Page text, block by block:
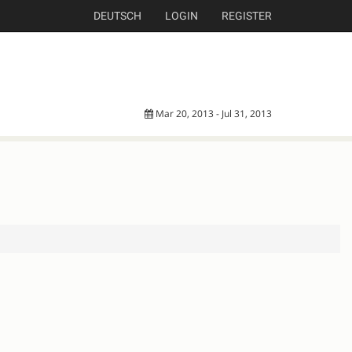
DEUTSCH LOGIN REGISTER
Mar 20, 2013 - Jul 31, 2013